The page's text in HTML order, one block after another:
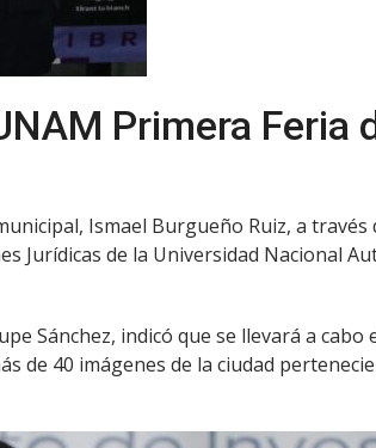
Primera Feria
Ismael Burgueño Ruiz, a
de la Universidad Nacional
Sánchez, indicó que se llevará a
de 40 imágenes de la ciudad